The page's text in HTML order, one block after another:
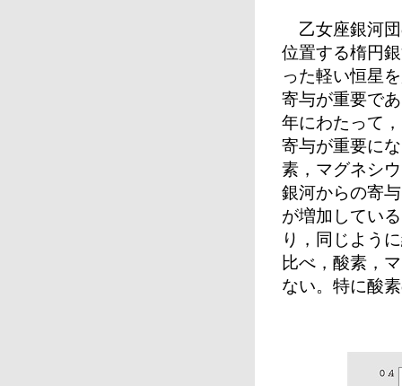
乙女座銀河団
位置する楕円
った軽い恒星
寄与が重要で
年にわたって
寄与が重要に
素，マグネシ
銀河からの寄
が増加してい
り，同じよう
比べ，酸素，
ない。特に酸